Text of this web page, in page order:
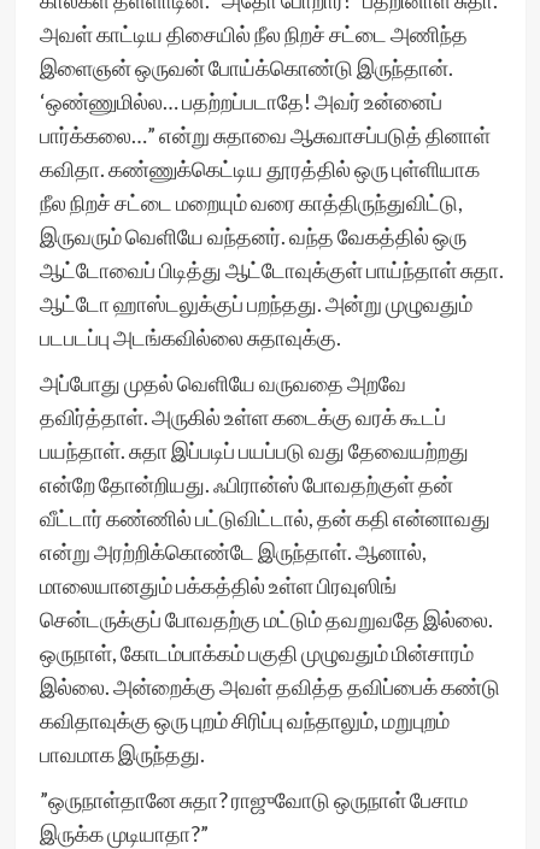
அவள் காட்டிய திசையில் நீல நிறச் சட்டை அணிந்த
இளைஞன் ஒருவன் போய்க்கொண்டு இருந்தான்.
‘ஒண்ணுமில்ல… பதற்றப்படாதே! அவர் உன்னைப்
பார்க்கலை…” என்று சுதாவை ஆசுவாசப்படுத் தினாள்
கவிதா. கண்ணுக்கெட்டிய தூரத்தில் ஒரு புள்ளியாக
நீல நிறச் சட்டை மறையும் வரை காத்திருந்துவிட்டு,
இருவரும் வெளியே வந்தனர். வந்த வேகத்தில் ஒரு
ஆட்டோவைப் பிடித்து ஆட்டோவுக்குள் பாய்ந்தாள் சுதா.
ஆட்டோ ஹாஸ்டலுக்குப் பறந்தது. அன்று முழுவதும்
படபடப்பு அடங்கவில்லை சுதாவுக்கு.
அப்போது முதல் வெளியே வருவதை அறவே
தவிர்த்தாள். அருகில் உள்ள கடைக்கு வரக் கூடப்
பயந்தாள். சுதா இப்படிப் பயப்படு வது தேவையற்றது
என்றே தோன்றியது. ஃபிரான்ஸ் போவதற்குள் தன்
வீட்டார் கண்ணில் பட்டுவிட்டால், தன் கதி என்னாவது
என்று அரற்றிக்கொண்டே இருந்தாள். ஆனால்,
மாலையானதும் பக்கத்தில் உள்ள பிரவுஸிங்
சென்டருக்குப் போவதற்கு மட்டும் தவறுவதே இல்லை.
ஒருநாள், கோடம்பாக்கம் பகுதி முழுவதும் மின்சாரம்
இல்லை. அன்றைக்கு அவள் தவித்த தவிப்பைக் கண்டு
கவிதாவுக்கு ஒரு புறம் சிரிப்பு வந்தாலும், மறுபுறம்
பாவமாக இருந்தது.
”ஒருநாள்தானே சுதா? ராஜுவோடு ஒருநாள் பேசாம
இருக்க முடியாதா?”